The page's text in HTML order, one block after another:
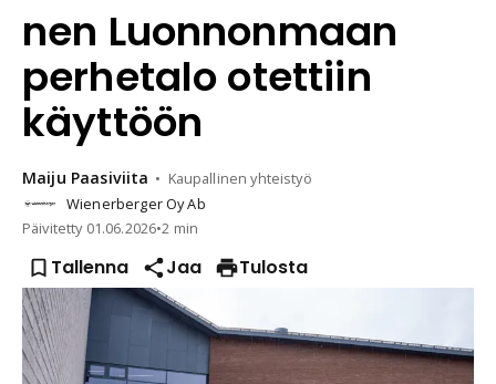
nen Luonnonmaan
perhetalo otettiin
käyttöön
Maiju Paasiviita
Kaupallinen yhteistyö
Wienerberger Oy Ab
Päivitetty 01.06.2026•2 min
Tallenna Jaa Tulosta